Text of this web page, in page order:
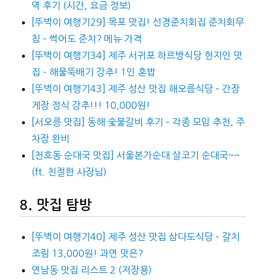
역 후기 (시간, 요금 정보)
[뚜벅이 여행기29] 목포 맛집! 선경준치회집 준치회무
침 – 썩어도 준치? 메뉴 가격
[뚜벅이 여행기34] 제주 서귀포 하르방식당 현지인 맛
집 – 해물뚝배기 강추! 1인 혼밥
[뚜벅이 여행기43] 제주 성산 맛집 해오름식당 – 간장
게장 정식 강추!!! 10,000원!
[서오릉 맛집] 동해 숯불갈비 후기 – 각종 모임 추천, 주
차장 완비
[천호동 순대국 맛집] 서울본가순대 살코기 순대국~~
(ft. 친절한 사장님)
맛집 탐방
[뚜벅이 여행기40] 제주 성산 맛집 삼다도식당 – 갈치
조림 13,000원! 과연 맛은?
연남동 맛집 리스트 2 (저장용)